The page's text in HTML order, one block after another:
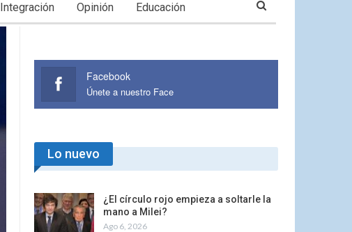
Integración Opinión Educación
Facebook
Únete a nuestro Face
Lo nuevo
¿El círculo rojo empieza a soltarle la
mano a Milei?
Ago 6, 2026